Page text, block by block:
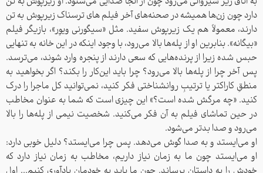
دارد چون زن‌ها همیشه در صحنه‌های آخر فیلم های ترسناک زیرپوش به تن
دارند، معمولاً هم یک زیرپوش سفید. مثل «سیگورنی ویوِر»، بازیگر فیلم
«بیگانه». بنابرین او از پله‌ها بالا می‌رود، با وجود اینکه در این خانه به تنهایی
حبس شده زیرا از پرنده‌هایی که سعی دارند از پنجره‌ وارد شوند، می‌ترسد.
پس آخر چرا از پله‌ها بالا می‌رود؟ چرا باید این‌کار را بکند؟ اگر بخواهید به
منطقِ کاراکتر یا ترتیبِ روانشناختی فکر کنید، نمی‌توانید کل ماجرا را درک
کنید. «چه مرگش شده است؟» این چیزی است که شما به عنوان مخاطب
در حین تماشای فیلم به آن فکر می‌کنید. شخصیت نیمی از پله‌ها را بالا
می‌رود و صدا بدتر می‌شود.
او می‌ایستد و به صدا گوش می‌دهد. پس چرا می‌ایستد؟ دلیل خوبی دارد:
او می‌ایستد چون ما به زمان نیاز داریم، مخاطب به زمان نیاز دارد که